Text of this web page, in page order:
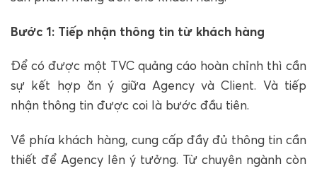
Bước 1: Tiếp nhận thông tin từ khách hàng
Để có được một TVC quảng cáo hoàn chỉnh thì cần
sự kết hợp ăn ý giữa Agency và Client. Và tiếp
nhận thông tin được coi là bước đầu tiên.
Về phía khách hàng, cung cấp đầy đủ thông tin cần
thiết để Agency lên ý tưởng. Từ chuyên ngành còn